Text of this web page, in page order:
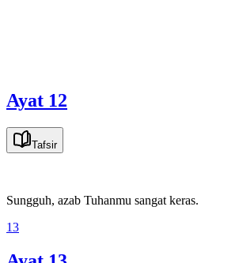
Ayat 12
Tafsir
Sungguh, azab Tuhanmu sangat keras.
13